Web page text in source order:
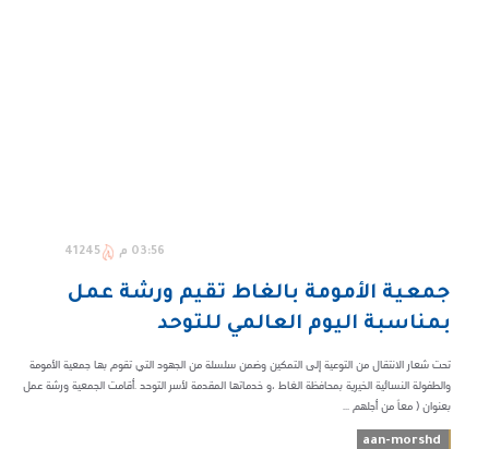
03:56 م 41245
جمعية الأمومة بالغاط تقيم ورشة عمل
بمناسبة اليوم العالمي للتوحد
تحت شعار الانتقال من التوعية إلى التمكين وضمن سلسلة من الجهود التي تقوم بها جمعية الأمومة
والطفولة النسائية الخيرية بمحافظة الغاط ،و خدماتها المقدمة لأسر التوحد .أقامت الجمعية ورشة عمل
بعنوان ( معاً من أجلهم ...
aan-morshd